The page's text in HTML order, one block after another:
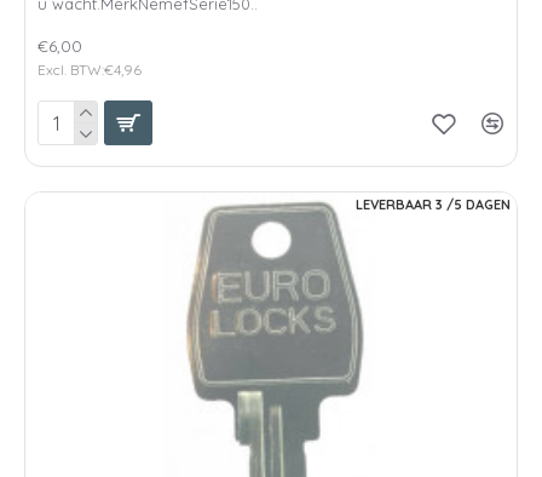
€6,00
Excl. BTW:€4,96
LEVERBAAR 3 /5 DAGEN